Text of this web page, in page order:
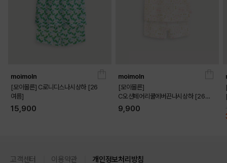
moimoln
[모이몰른] C로니디스나시상하 [26
여름]
15,900
moimoln
[모이몰른]
C오션페어리쿨에버끈나시상하 [26
여름]
9,900
고객센터 이용약관 개인정보처리방침